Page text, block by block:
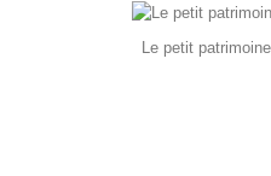
Le petit patrimoine